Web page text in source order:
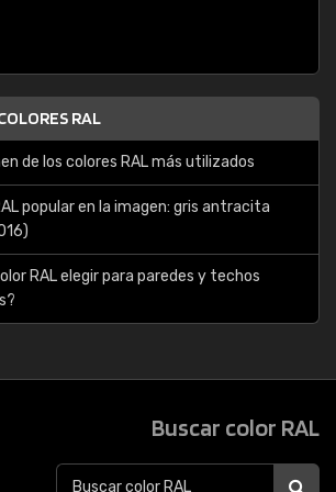
RAL
de los colores RAL más utilizados
popular en la imagen: gris antracita
RAL elegir para paredes y techos
Buscar color RAL